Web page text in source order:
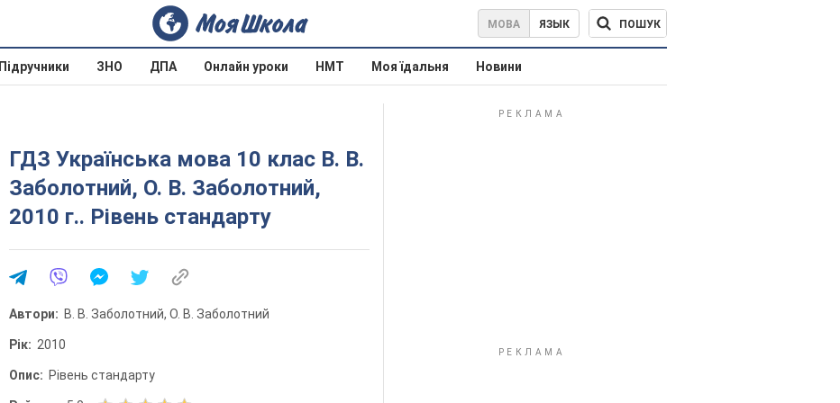
МОВА ЯЗЫК ПОШУК
Підручники ЗНО ДПА Онлайн уроки НМТ Моя їдальня Новини
ГДЗ Українська мова 10 клас В. В.
Заболотний, О. В. Заболотний,
2010 г.. Рівень стандарту
Автори: В. В. Заболотний, О. В. Заболотний
Рік: 2010
Опис: Рівень стандарту